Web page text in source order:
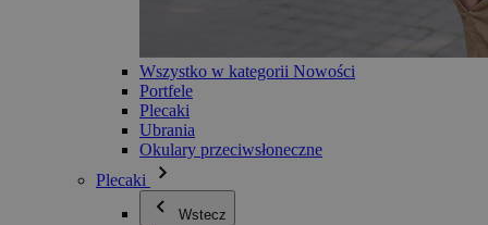
Wszystko w kategorii Nowości
Portfele
Plecaki
Ubrania
Okulary przeciwsłoneczne
Plecaki
Wstecz